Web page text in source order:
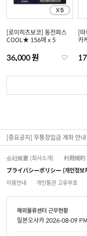
[로이히츠보코] 동전파스
COOL★ 156매 x 5
36,000 원
[마
카
[중요공지] 무통장입금 계좌 안내
会社概要 (회사소개) 利用規約
プライバシーポリシー (개인정보
이용안내
개인통관 고유부호
해외물류센터 근무현황
일본오사카 2026-08-09